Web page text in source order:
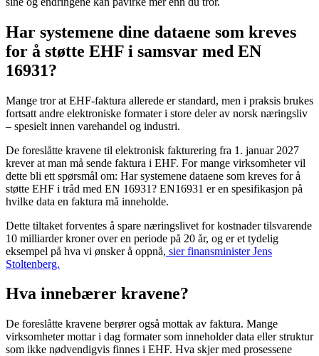
Har systemene dine dataene som kreves
for å støtte EHF i samsvar med EN
16931?
Mange tror at EHF-faktura allerede er standard, men i praksis brukes
fortsatt andre elektroniske formater i store deler av norsk næringsliv
– spesielt innen varehandel og industri.
De foreslåtte kravene til elektronisk fakturering fra 1. januar 2027
krever at man må sende faktura i EHF. For mange virksomheter vil
dette bli ett spørsmål om: Har systemene dataene som kreves for å
støtte EHF i tråd med EN 16931? EN16931 er en spesifikasjon på
hvilke data en faktura må inneholde.
Dette tiltaket forventes å spare næringslivet for kostnader tilsvarende
10 milliarder kroner over en periode på 20 år, og er et tydelig
eksempel på hva vi ønsker å oppnå, sier finansminister Jens
Stoltenberg.
Hva innebærer kravene?
De foreslåtte kravene berører også mottak av faktura. Mange
virksomheter mottar i dag formater som inneholder data eller struktur
som ikke nødvendigvis finnes i EHF. Hva skjer med prosessene